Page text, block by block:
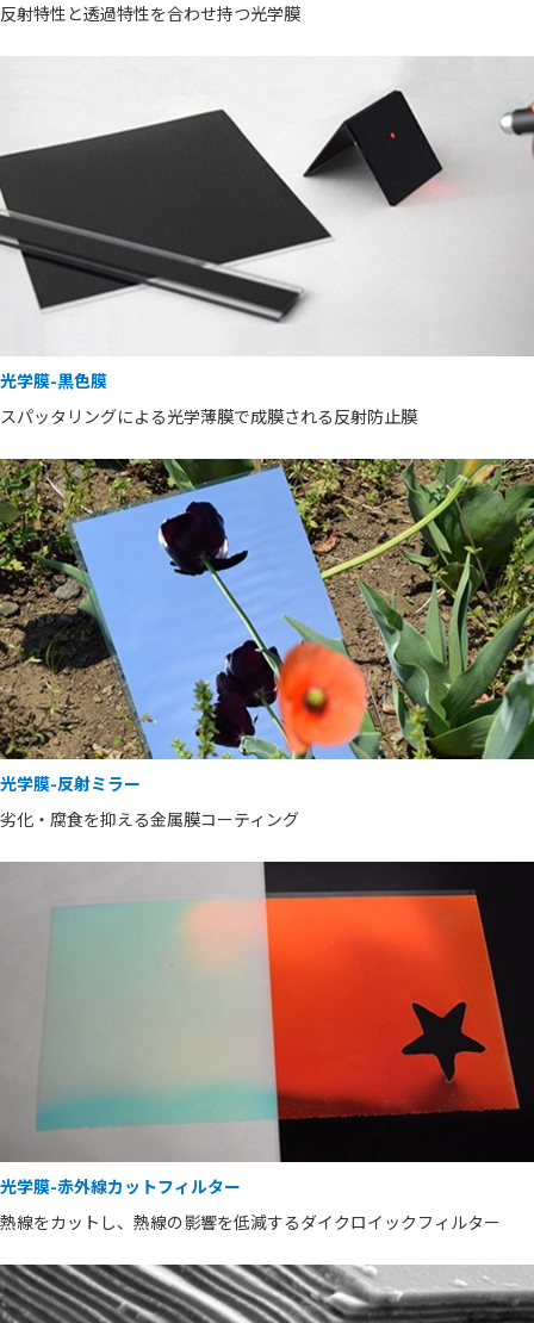
反射特性と透過特性を合わせ持つ光学膜
光学膜-黒色膜
スパッタリングによる光学薄膜で成膜される反射防止膜
光学膜-反射ミラー
劣化・腐食を抑える金属膜コーティング
光学膜-赤外線カットフィルター
熱線をカットし、熱線の影響を低減するダイクロイックフィルター